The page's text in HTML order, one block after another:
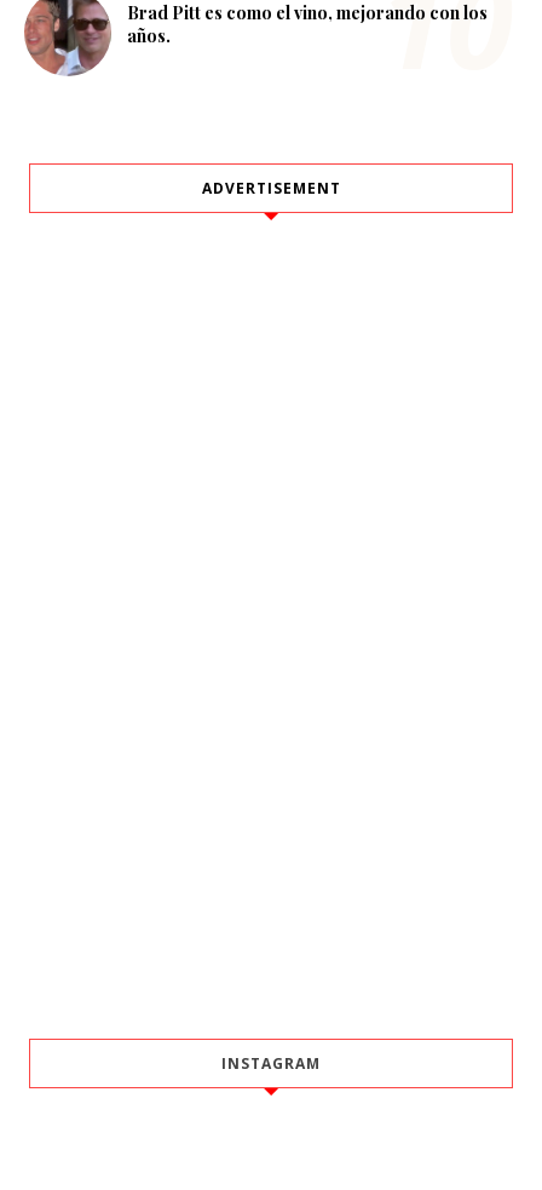
Brad Pitt es como el vino, mejorando con los
años.
ADVERTISEMENT
INSTAGRAM